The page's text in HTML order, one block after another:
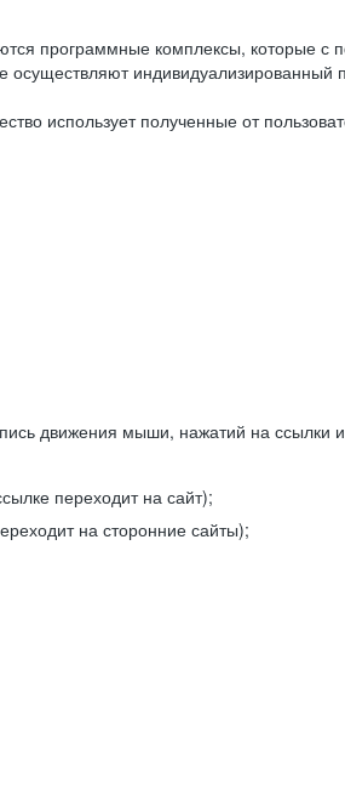
программные комплексы, которые
использует полученные от
движения мыши, нажатий на ссылки
переходит на сайт);
на сторонние сайты);